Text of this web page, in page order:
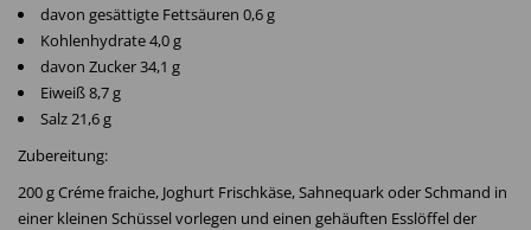
davon gesättigte Fettsäuren 0,6 g
Kohlenhydrate 4,0 g
davon Zucker 34,1 g
Eiweiß 8,7 g
Salz 21,6 g
Zubereitung:
200 g Créme fraiche, Joghurt Frischkäse, Sahnequark oder Schmand in
einer kleinen Schüssel vorlegen und einen gehäuften Esslöffel der